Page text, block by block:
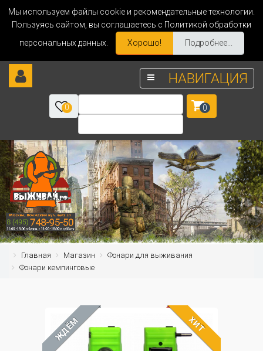
Мы используем файлы cookie и рекомендательные технологии.
Пользуясь сайтом, вы соглашаетесь с Политикой обработки
персональных данных.
Хорошо! Подробнее...
НАВИГАЦИЯ
0 0
Главная Магазин
Фонари для выживания
Фонари кемпинговые
ЖДЁМ ХИТ